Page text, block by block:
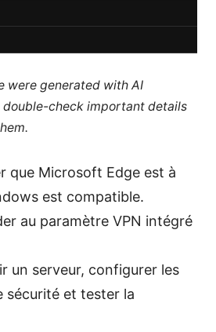
were generated with AI
double-check important details
que Microsoft Edge est à
est compatible.
au paramètre VPN intégré
un serveur, configurer les
sécurité et tester la